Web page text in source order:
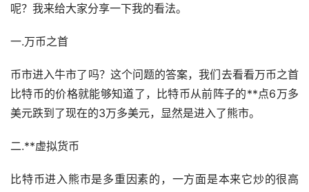
呢？我来给大家分享一下我的看法。
一.万币之首
币市进入牛市了吗？这个问题的答案，我们去看看万币之首
比特币的价格就能够知道了，比特币从前阵子的**点6万多
美元跌到了现在的3万多美元，显然是进入了熊市。
二.**虚拟货币
比特币进入熊市是多重因素的，一方面是本来它炒的很高